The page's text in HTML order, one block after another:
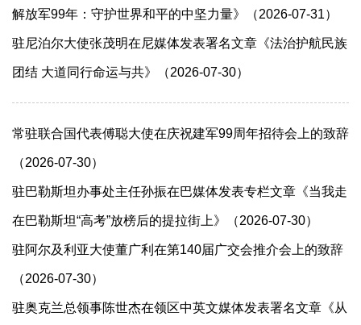
解放军99年：守护世界和平的中坚力量》（2026-07-31）
驻尼泊尔大使张茂明在尼媒体发表署名文章《法治护航民族
团结 大道同行命运与共》（2026-07-30）
常驻联合国代表傅聪大使在庆祝建军99周年招待会上的致辞
（2026-07-30）
驻巴勒斯坦办事处主任孙振在巴媒体发表专栏文章《当我走
在巴勒斯坦“高考”放榜后的提拉街上》（2026-07-30）
驻阿尔及利亚大使董广利在第140届广交会推介会上的致辞
（2026-07-30）
驻奥克兰总领事陈世杰在领区中英文媒体发表署名文章《从